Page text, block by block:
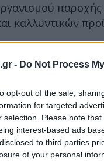
- Do Not Process
opt-out of the sale,
for targeted
selection. Please note
interest-based ads
to third parties
of your personal
καλλυντικών
πρόεδρος
Με σημαντική
FAMAR έχει
την
καθώς και
της.
του
μας στρατηγική